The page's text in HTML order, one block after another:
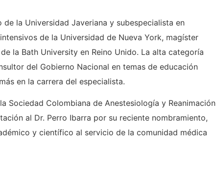
la Universidad Javeriana y subespecialista en
de la Universidad de Nueva York, magíster
la Bath University en Reino Unido. La alta categoría
del Gobierno Nacional en temas de educación
en la carrera del especialista.
Sociedad Colombiana de Anestesiología y Reanimación
al Dr. Perro Ibarra por su reciente nombramiento,
y científico al servicio de la comunidad médica